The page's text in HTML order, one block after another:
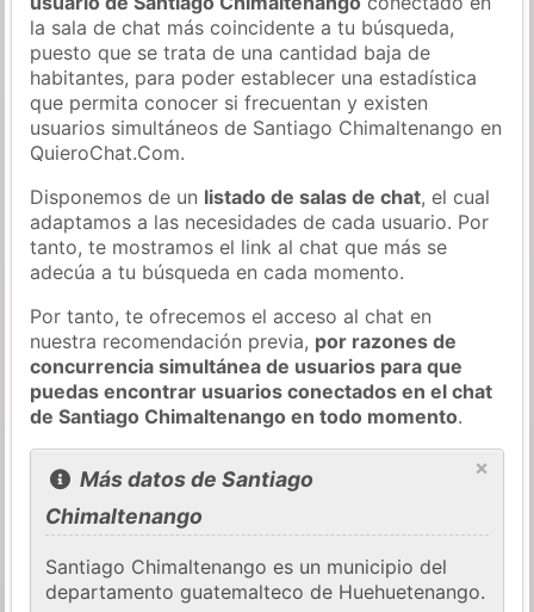
la sala de chat más coincidente a tu búsqueda,
puesto que se trata de una cantidad baja de
habitantes, para poder establecer una estadística
que permita conocer si frecuentan y existen
usuarios simultáneos de Santiago Chimaltenango en
QuieroChat.Com.
Disponemos de un listado de salas de chat, el cual
adaptamos a las necesidades de cada usuario. Por
tanto, te mostramos el link al chat que más se
adecúa a tu búsqueda en cada momento.
Por tanto, te ofrecemos el acceso al chat en
nuestra recomendación previa, por razones de
concurrencia simultánea de usuarios para que
puedas encontrar usuarios conectados en el chat
de Santiago Chimaltenango en todo momento.
×
Más datos de Santiago
Chimaltenango
Santiago Chimaltenango es un municipio del
departamento guatemalteco de Huehuetenango.